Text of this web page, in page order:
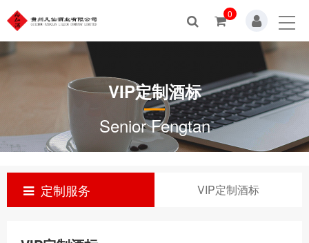
公司新闻
企业文化
品牌中心
定制服务
0
VIP定制酒标
Senior Fengtan
定制服务 VIP定制酒标